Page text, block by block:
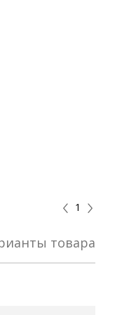
1
товара